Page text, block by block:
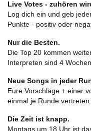
Live Votes - zuhören
Log dich ein und geb
Punkte - positiv oder
Nur die Besten.
Die Top 20 kommen
Interpreten sind 4
Neue Songs in jeder
Eure Vorschläge + einer
einmal je Runde vertreten.
Die Zeit ist knapp.
Montags um 18 Uhr ist